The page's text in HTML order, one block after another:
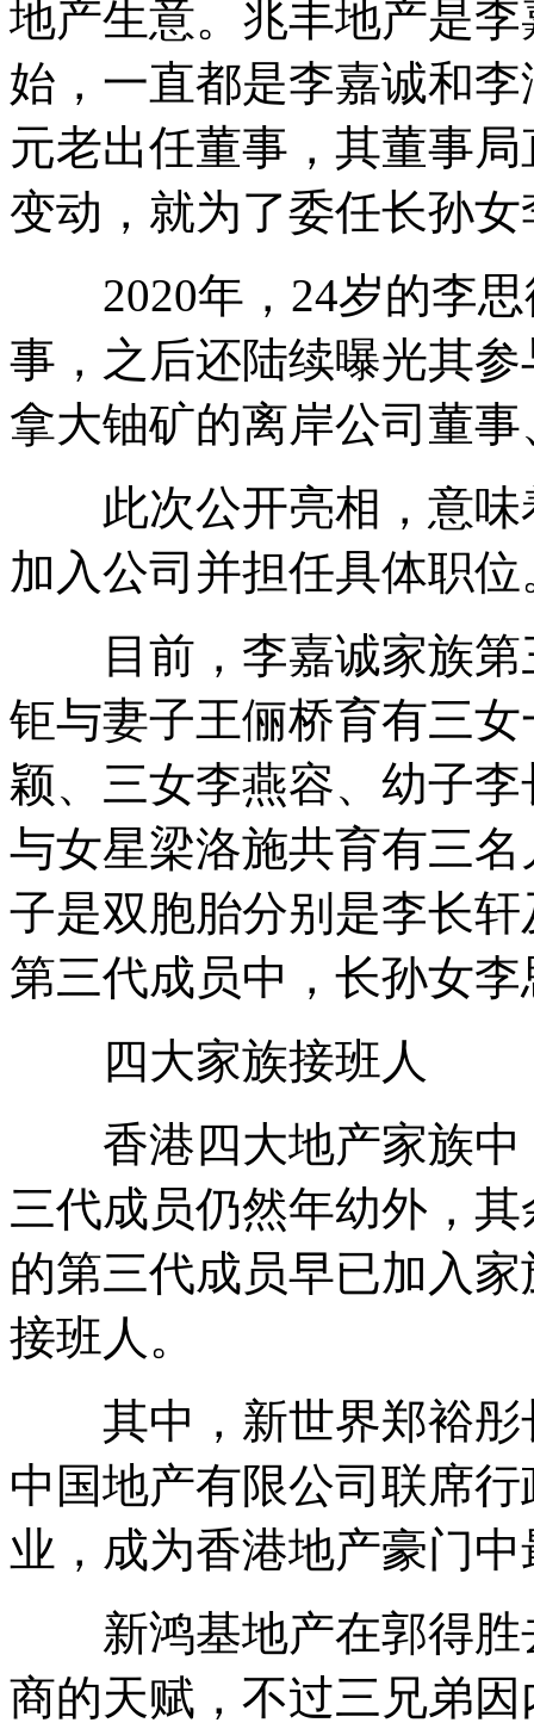
地产生意。兆丰地产是
始，一直都是李嘉诚和
元老出任董事，其董事
变动，就为了委任长孙
2020年，24岁的李思
事，之后还陆续曝光其
拿大铀矿的离岸公司董事
此次公开亮相，意味
加入公司并担任具体职位
目前，李嘉诚家族第
钜与妻子王俪桥育有三
颖、三女李燕容、幼子
与女星梁洛施共育有三
子是双胞胎分别是李长
第三代成员中，长孙女
四大家族接班人
香港四大地产家族中
三代成员仍然年幼外，
的第三代成员早已加入
接班人。
其中，新世界郑裕彤
中国地产有限公司联席
业，成为香港地产豪门
新鸿基地产在郭得胜
商的天赋，不过三兄弟